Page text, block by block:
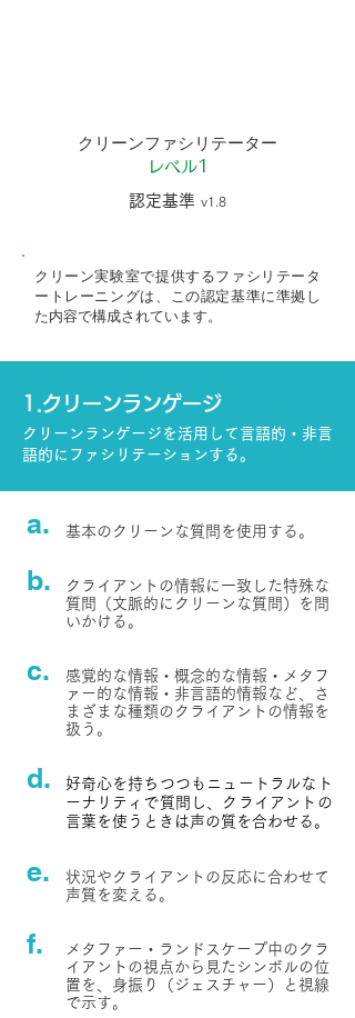
クリーンファシリテーター
レベル1
認定基準 v1.8
クリーン実験室で提供するファシリテータ
ートレーニングは、この認定基準に準拠し
た内容で構成されています。
1.クリーンランゲージ
クリーンランゲージを活用して言語的・非言
語的にファシリテーションする。
a. 基本のクリーンな質問を使用する。
b.
クライアントの情報に一致した特殊な
質問（文脈的にクリーンな質問）を問
いかける。
c.
感覚的な情報・概念的な情報・メタフ
ァー的な情報・非言語的情報など、さ
まざまな種類のクライアントの情報を
扱う。
d.
好奇心を持ちつつもニュートラルなト
ーナリティで質問し、クライアントの
言葉を使うときは声の質を合わせる。
e.
状況やクライアントの反応に合わせて
声質を変える。
f.
メタファー・ランドスケープ中のクラ
イアントの視点から見たシンボルの位
置を、身振り（ジェスチャー）と視線
で示す。